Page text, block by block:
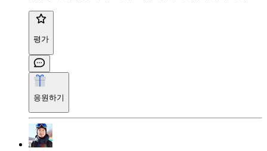
평가
응원하기